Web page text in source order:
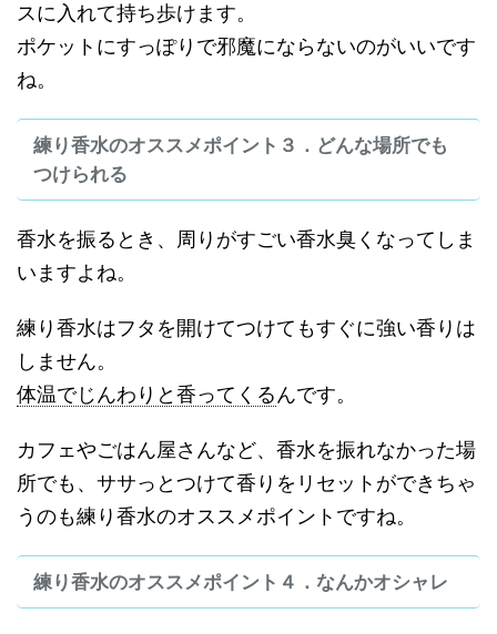
スに入れて持ち歩けます。
ポケットにすっぽりで邪魔にならないのがいいです
ね。
練り香水のオススメポイント３．どんな場所でも
つけられる
香水を振るとき、周りがすごい香水臭くなってしま
いますよね。
練り香水はフタを開けてつけてもすぐに強い香りは
しません。
体温でじんわりと香ってくるんです。
カフェやごはん屋さんなど、香水を振れなかった場
所でも、ササっとつけて香りをリセットができちゃ
うのも練り香水のオススメポイントですね。
練り香水のオススメポイント４．なんかオシャレ